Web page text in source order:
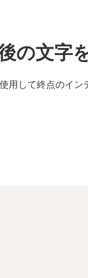
の文字
して終点のイン